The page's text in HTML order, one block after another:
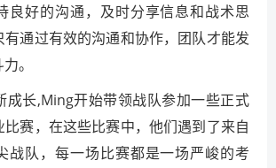
良好的沟通，及时分享信息和战术思
有通过有效的沟通和协作，团队才能发
。
成长,Ming开始带领战队参加一些正式
比赛，在这些比赛中，他们遇到了来自
战队，每一场比赛都是一场严峻的考